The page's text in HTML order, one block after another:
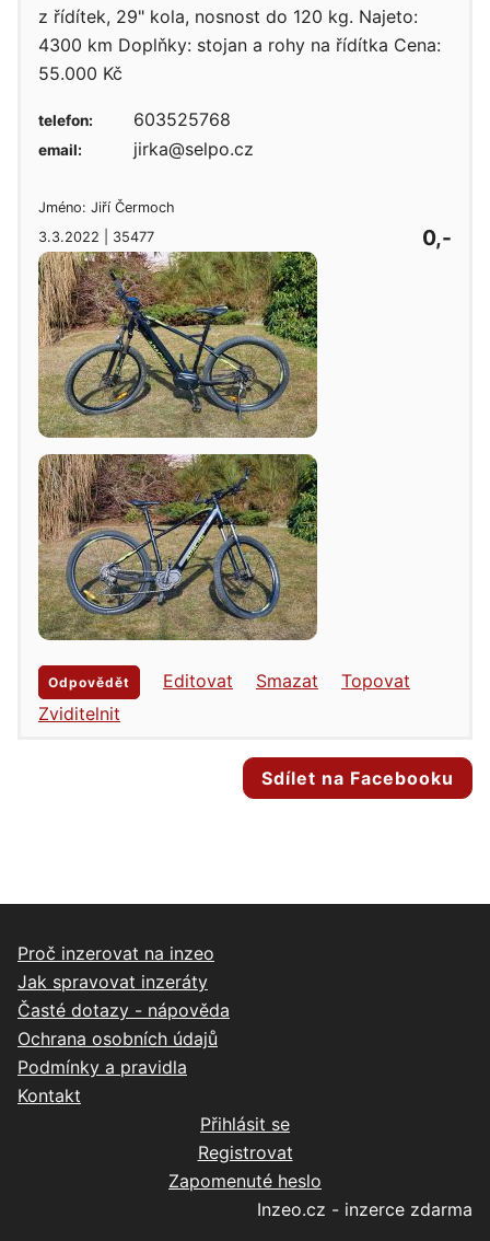
z řídítek, 29" kola, nosnost do 120 kg. Najeto:
4300 km Doplňky: stojan a rohy na řídítka Cena:
55.000 Kč
Jméno: Jiří Čermoch
3.3.2022 | 35477
0,-
telefon: 603525768
email: jirka@selpo.cz
Odpovědět Editovat Smazat
Topovat
Zviditelnit
Sdílet na Facebooku
Proč inzerovat na inzeo
Jak spravovat inzeráty
Časté dotazy - nápověda
Ochrana osobních údajů
Podmínky a pravidla
Kontakt
Přihlásit se
Registrovat
Zapomenuté heslo
Inzeo.cz - inzerce zdarma